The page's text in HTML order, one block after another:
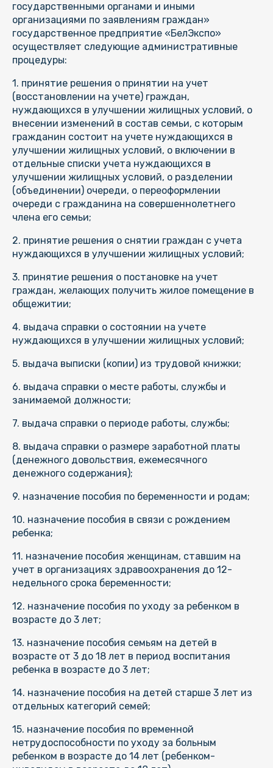
государственными органами и иными
организациями по заявлениям граждан»
государственное предприятие «БелЭкспо»
осуществляет следующие административные
процедуры:
1. принятие решения о принятии на учет
(восстановлении на учете) граждан,
нуждающихся в улучшении жилищных условий, о
внесении изменений в состав семьи, с которым
гражданин состоит на учете нуждающихся в
улучшении жилищных условий, о включении в
отдельные списки учета нуждающихся в
улучшении жилищных условий, о разделении
(объединении) очереди, о переоформлении
очереди с гражданина на совершеннолетнего
члена его семьи;
2. принятие решения о снятии граждан с учета
нуждающихся в улучшении жилищных условий;
3. принятие решения о постановке на учет
граждан, желающих получить жилое помещение в
общежитии;
4. выдача справки о состоянии на учете
нуждающихся в улучшении жилищных условий;
5. выдача выписки (копии) из трудовой книжки;
6. выдача справки о месте работы, службы и
занимаемой должности;
7. выдача справки о периоде работы, службы;
8. выдача справки о размере заработной платы
(денежного довольствия, ежемесячного
денежного содержания);
9. назначение пособия по беременности и родам;
10. назначение пособия в связи с рождением
ребенка;
11. назначение пособия женщинам, ставшим на
учет в организациях здравоохранения до 12-
недельного срока беременности;
12. назначение пособия по уходу за ребенком в
возрасте до 3 лет;
13. назначение пособия семьям на детей в
возрасте от 3 до 18 лет в период воспитания
ребенка в возрасте до 3 лет;
14. назначение пособия на детей старше 3 лет из
отдельных категорий семей;
15. назначение пособия по временной
нетрудоспособности по уходу за больным
ребенком в возрасте до 14 лет (ребенком-